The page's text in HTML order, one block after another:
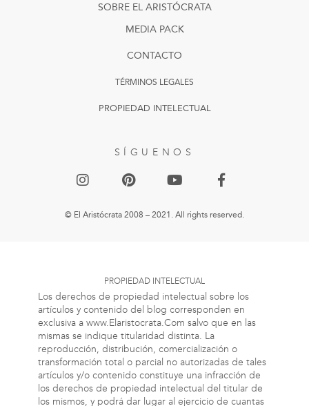
SOBRE EL ARISTÓCRATA
MEDIA PACK
SÍGUENOS
© El Aristócrata 2008 – 2021. All rights reserved.
PROPIEDAD INTELECTUAL
TÉRMINOS LEGALES
CONTACTO
PROPIEDAD INTELECTUAL
Los derechos de propiedad intelectual sobre los
artículos y contenido del blog corresponden en
exclusiva a www.Elaristocrata.Com salvo que en las
mismas se indique titularidad distinta. La
reproducción, distribución, comercialización o
transformación total o parcial no autorizadas de tales
artículos y/o contenido constituye una infracción de
los derechos de propiedad intelectual del titular de
los mismos, y podrá dar lugar al ejercicio de cuantas